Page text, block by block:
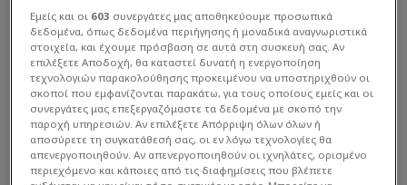
Εμείς και οι 603 συνεργάτες μας αποθηκεύουμε προσωπικά
δεδομένα, όπως δεδομένα περιήγησης ή μοναδικά αναγνωριστικά
στοιχεία, και έχουμε πρόσβαση σε αυτά στη συσκευή σας. Αν
επιλέξετε Αποδοχή, θα καταστεί δυνατή η ενεργοποίηση
τεχνολογιών παρακολούθησης προκειμένου να υποστηριχθούν οι
σκοποί που εμφανίζονται παρακάτω, για τους οποίους εμείς και οι
συνεργάτες μας επεξεργαζόμαστε τα δεδομένα με σκοπό την
παροχή υπηρεσιών. Αν επιλέξετε Απόρριψη όλων όλων ή
αποσύρετε τη συγκατάθεσή σας, οι εν λόγω τεχνολογίες θα
απενεργοποιηθούν. Αν απενεργοποιηθούν οι ιχνηλάτες, ορισμένο
περιεχόμενο και κάποιες από τις διαφημίσεις που βλέπετε